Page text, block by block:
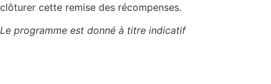
clôturer cette remise des récompenses.
Le programme est donné à titre indicatif